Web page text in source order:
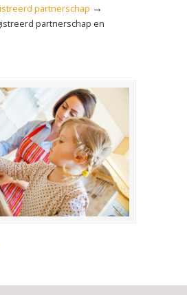
partnerschap →
partnerschap en